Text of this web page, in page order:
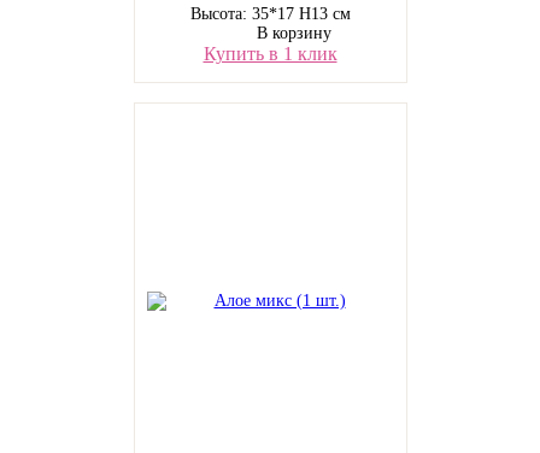
Высота: 35*17 H13 см
В корзину
Купить в 1 клик